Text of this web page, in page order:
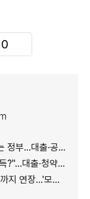
0
임대 불이익 줄인다
약·세금 따져보니
아탈 땐 혜택 따져야